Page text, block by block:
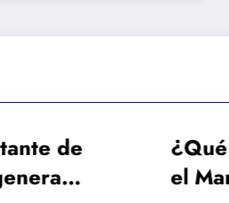
¿Qué cantidad
el Manchester